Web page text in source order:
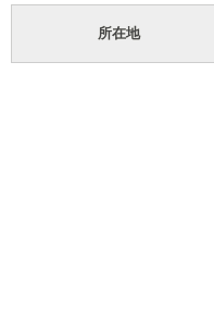
所在地